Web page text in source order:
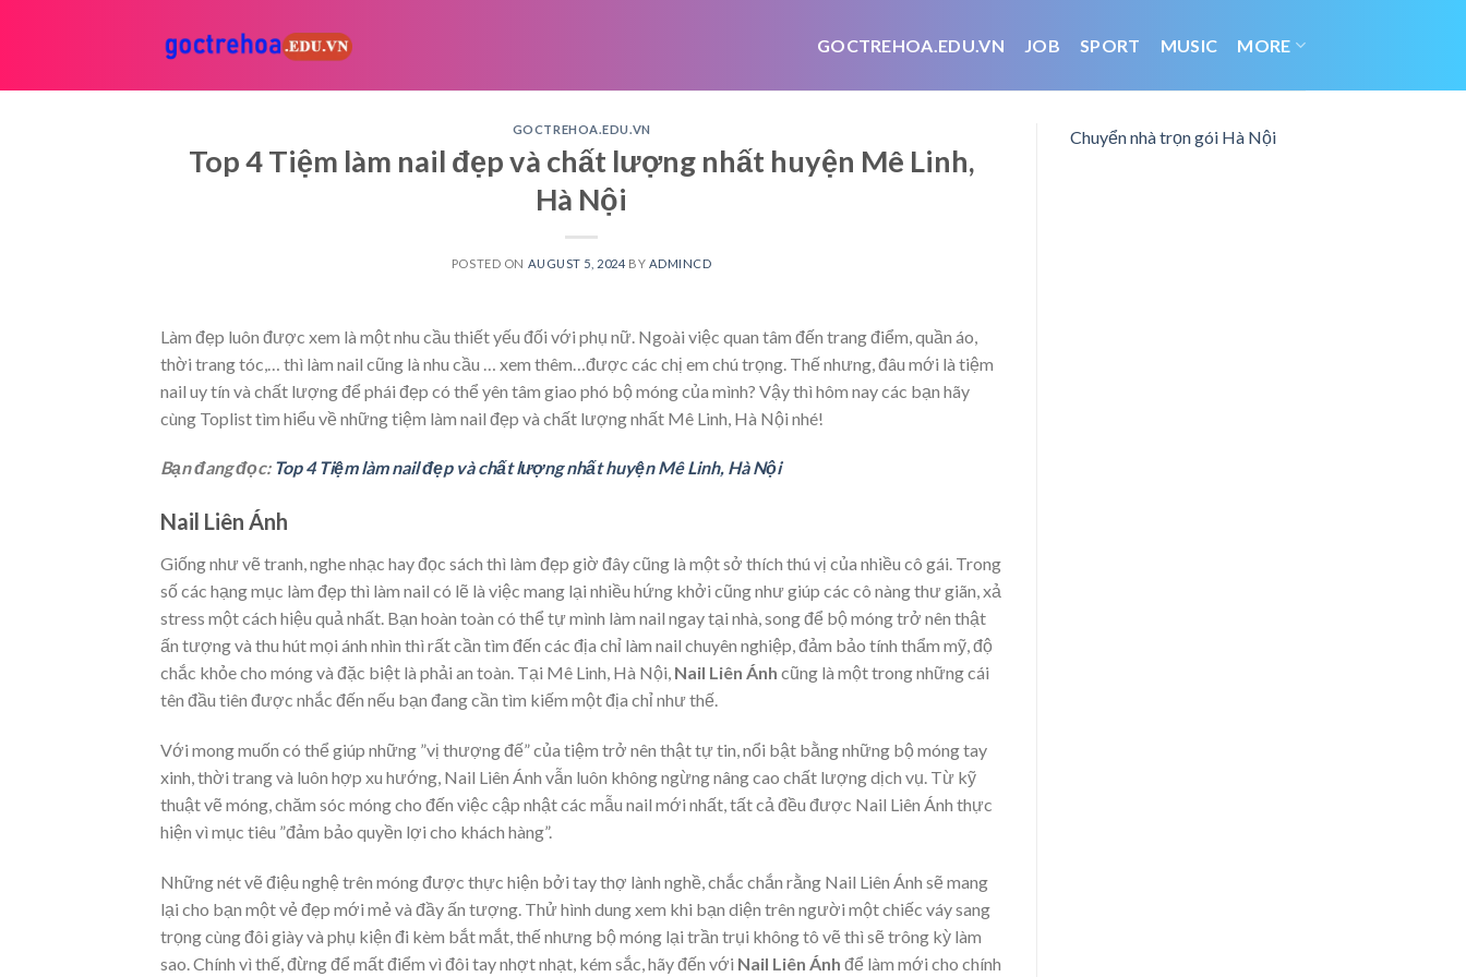
GOCTREHOA.EDU.VN JOB SPORT MUSIC MORE
GOCTREHOA.EDU.VN
Top 4 Tiệm làm nail đẹp và chất lượng nhất huyện Mê Linh,
Hà Nội
POSTED ON AUGUST 5, 2024 BY ADMINCD
Làm đẹp luôn được xem là một nhu cầu thiết yếu đối với phụ nữ. Ngoài việc quan tâm đến trang điểm, quần áo,
thời trang tóc,… thì làm nail cũng là nhu cầu
… xem thêm… được các chị em chú trọng. Thế nhưng, đâu mới là tiệm
nail uy tín và chất lượng để phái đẹp có thể yên tâm giao phó bộ móng của mình? Vậy thì hôm nay các bạn hãy
cùng Toplist tìm hiểu về những tiệm làm nail đẹp và chất lượng nhất Mê Linh, Hà Nội nhé!
Bạn đang đọc: Top 4 Tiệm làm nail đẹp và chất lượng nhất huyện Mê Linh, Hà Nội
Nail Liên Ánh‎
Giống như vẽ tranh, nghe nhạc hay đọc sách thì làm đẹp giờ đây cũng là một sở thích thú vị của nhiều cô gái. Trong
số các hạng mục làm đẹp thì làm nail có lẽ là việc mang lại nhiều hứng khởi cũng như giúp các cô nàng thư giãn, xả
stress một cách hiệu quả nhất. Bạn hoàn toàn có thể tự mình làm nail ngay tại nhà, song để bộ móng trở nên thật
ấn tượng và thu hút mọi ánh nhìn thì rất cần tìm đến các địa chỉ làm nail chuyên nghiệp, đảm bảo tính thẩm mỹ, độ
chắc khỏe cho móng và đặc biệt là phải an toàn. Tại Mê Linh, Hà Nội, Nail Liên Ánh‎ cũng là một trong những cái
tên đầu tiên được nhắc đến nếu bạn đang cần tìm kiếm một địa chỉ như thế.
Với mong muốn có thể giúp những ”vị thượng đế” của tiệm trở nên thật tự tin, nổi bật bằng những bộ móng tay
xinh, thời trang và luôn hợp xu hướng, Nail Liên Ánh vẫn luôn không ngừng nâng cao chất lượng dịch vụ. Từ kỹ
thuật vẽ móng, chăm sóc móng cho đến việc cập nhật các mẫu nail mới nhất, tất cả đều được Nail Liên Ánh thực
hiện vì mục tiêu ”đảm bảo quyền lợi cho khách hàng”.
Những nét vẽ điệu nghệ trên móng được thực hiện bởi tay thợ lành nghề, chắc chắn rằng Nail Liên Ánh sẽ mang
lại cho bạn một vẻ đẹp mới mẻ và đầy ấn tượng. Thử hình dung xem khi bạn diện trên người một chiếc váy sang
trọng cùng đôi giày và phụ kiện đi kèm bắt mắt, thế nhưng bộ móng lại trần trụi không tô vẽ thì sẽ trông kỳ làm
sao. Chính vì thế, đừng để mất điểm vì đôi tay nhợt nhạt, kém sắc, hãy đến với Nail Liên Ánh để làm mới cho chính
Chuyển nhà trọn gói Hà Nội